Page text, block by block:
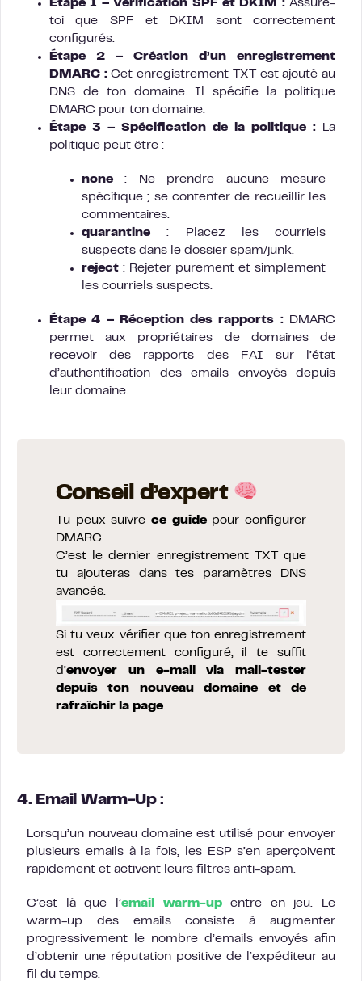
Étape 1 – Vérification SPF et DKIM :Assure-
toi que SPF et DKIM sont correctement
configurés.
Étape 2 – Création d’un enregistrement
DMARC :Cet enregistrement TXT est ajouté au
DNS de ton domaine. Il spécifie la politique
DMARC pour ton domaine.
Étape 3 – Spécification de la politique :
La
politique peut être :
none: Ne prendre aucune mesure
spécifique ; se contenter de recueillir les
commentaires.
quarantine : Placez les courriels
suspects dans le dossier spam/junk.
reject : Rejeter purement et simplement
les courriels suspects.
Étape 4 – Réception des rapports :DMARC
permet aux propriétaires de domaines de
recevoir des rapports des FAI sur l’état
d’authentification des emails envoyés depuis
leur domaine.
Conseil d’expert
Tu peux suivre ce guidepour configurer
DMARC.
C’est le dernier enregistrement TXT que
tu ajouteras dans tes paramètres DNS
avancés.
Si tu veux vérifier que ton enregistrement
est correctement configuré, il te suffit
d’envoyer un e-mail via mail-tester
depuis ton nouveau domaine et de
rafraîchir la page.
4. Email Warm-Up :
Lorsqu’un nouveau domaine est utilisé pour envoyer
plusieurs emails à la fois, les ESP s’en aperçoivent
rapidement et activent leurs filtres anti-spam.
C’est là que l’email warm-upentre en jeu. Le
warm-up des emails consiste à augmenter
progressivement le nombre d’emails envoyés afin
d’obtenir une réputation positive de l’expéditeur au
fil du temps.